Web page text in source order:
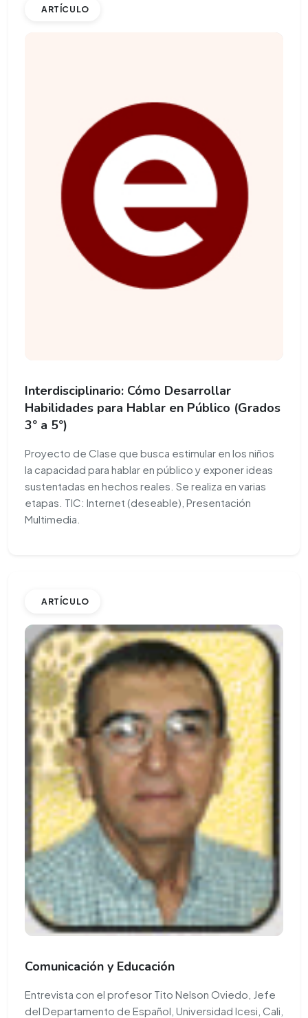
ARTÍCULO
Interdisciplinario: Cómo Desarrollar
Habilidades para Hablar en Público (Grados
3º a 5º)
Proyecto de Clase que busca estimular en los niños
la capacidad para hablar en público y exponer ideas
sustentadas en hechos reales. Se realiza en varias
etapas. TIC: Internet (deseable), Presentación
Multimedia.
ARTÍCULO
Comunicación y Educación
Entrevista con el profesor Tito Nelson Oviedo, Jefe
del Departamento de Español, Universidad Icesi, Cali,